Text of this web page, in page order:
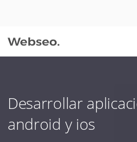
Desarrollar
android y ios
09:30 AM A 18:30 PM
soporte@webseo.cl